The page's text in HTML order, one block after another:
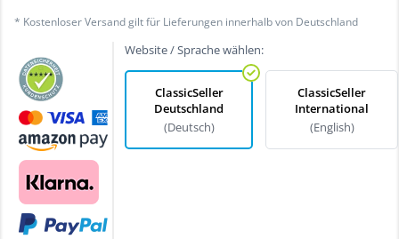
* Kostenloser Versand gilt für Lieferungen innerhalb von Deutschland
Website / Sprache wählen:
ClassicSeller
Deutschland
(Deutsch)
ClassicSeller
International
(English)